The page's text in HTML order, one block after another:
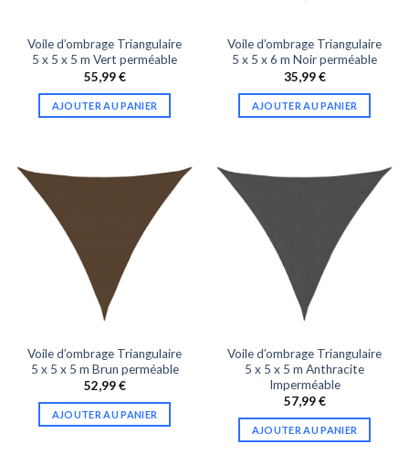
Voile d’ombrage Triangulaire
5 x 5 x 5 m Vert perméable
55,99€
AJOUTER AU PANIER
Voile d’ombrage Triangulaire
5 x 5 x 6 m Noir perméable
35,99€
AJOUTER AU PANIER
Voile d’ombrage Triangulaire
5 x 5 x 5 m Brun perméable
52,99€
AJOUTER AU PANIER
Voile d’ombrage Triangulaire
5 x 5 x 5 m Anthracite
Imperméable
57,99€
AJOUTER AU PANIER